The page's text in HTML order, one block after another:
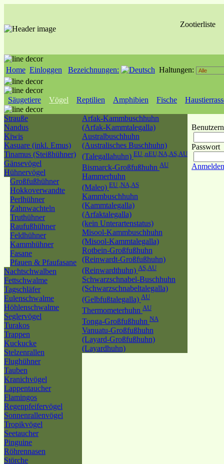
Zootierliste
Home Einloggen Bezeichnungen: Haltungen:
Säugetiere Vögel Reptilien Amphibien Fische
Strauße
Nandus
Kiwis
Kasuare (inkl. Emus)
Tinamus (Steißhühner)
Gänsevögel
Hühnervögel
Großfußhühner
Hokkoverwandte
Perlhühner
Zahnwachteln
Truthühner
Raufußhühner
Feldhühner
Kammhühner
Fasane
Pfauen & Pfaufasane
Nachtschwalben
Fettschwalme
Tagschläfer
Eulenschwalme
Höhlenschwalme
Seglervögel
Turakos
Trappen
Kuckucke
Stelzenrallen
Flughühner
Tauben
Kranichvögel
Lappentaucher
Flamingos
Regenpfeifervögel
Sonnenrallenvögel
Tropikvögel
Seetaucher
Pinguine
Röhrennasen
Störche
Arfak-Kammbuschhuhn
(Arfak-Kammtalegalla)
Australbuschhuhn
(Australisches Buschhuhn)
(Talegallahuhn) EU ,nEU,NA,AS,AU
Bismarck-Großfußhuhn AU
Hammerhuhn
(Maleo) EU ,NA,AS
Kammbuschhuhn
(Kammtalegalla)
(Arfaktalegalla)
(kein Unterartenstatus)
Misool-Kammbuschhuhn
(Misool-Kammtalegalla)
Rotbein-Großfußhuhn
(Reinwardt-Großfußhuhn)
(Reinwardthuhn) AS,AU
Schwarzschnabel-Buschhuhn
(Schwarzschnabeltalegalla)
(Gelbfußtalegalla) AU
Thermometerhuhn AU
Tonga-Großfußhuhn NA
Vanuatu-Großfußhuhn
(Layard-Großfußhuhn)
(Layardhuhn)
Passwort
Anmelden